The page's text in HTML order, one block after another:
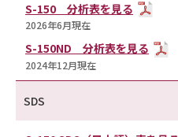
S-150 分析表を見る
2026年6月現在
S-150ND 分析表を見る
2024年12月現在
SDS